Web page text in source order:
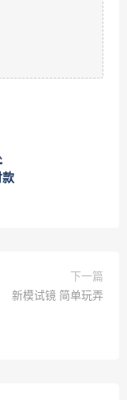
款
下一篇
新模试镜 简单玩弄